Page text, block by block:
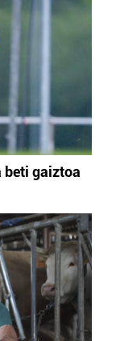
beti gaiztoa